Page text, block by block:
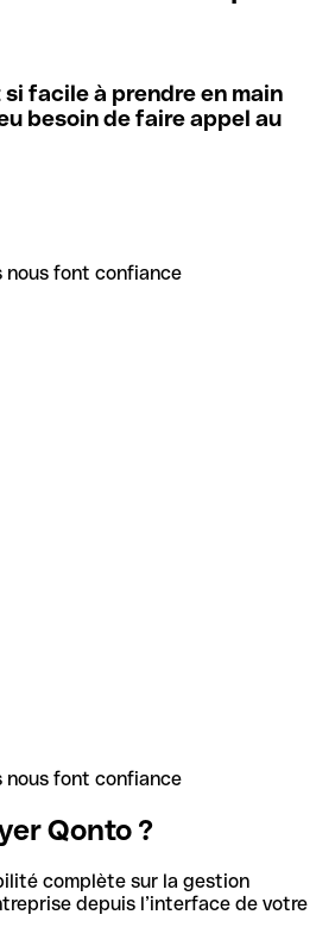
du code SWIFT que vous devriez
un outil de recherche de
banque.
codes SWIFT. Ainsi, vous pouvez
SWIFT avant de réaliser vos
facile à prendre en main
besoin de faire appel au
font confiance
font confiance
Qonto ?
complète sur la gestion
depuis l’interface de votre